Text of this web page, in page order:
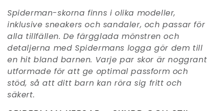
Spiderman-skorna finns i olika modeller,
inklusive sneakers och sandaler, och passar för
alla tillfällen. De färgglada mönstren och
detaljerna med Spidermans logga gör dem till
en hit bland barnen. Varje par skor är noggrant
utformade för att ge optimal passform och
stöd, så att ditt barn kan röra sig fritt och
säkert.